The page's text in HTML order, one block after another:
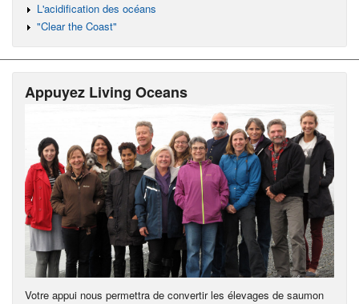
L'acidification des océans
"Clear the Coast"
Appuyez Living Oceans
Votre appui nous permettra de convertir les élevages de saumon